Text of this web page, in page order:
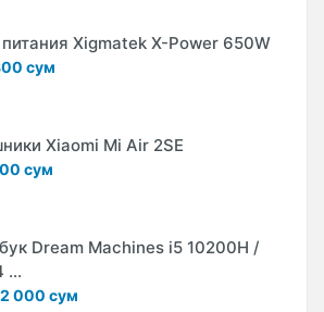
Xigmatek X-Power 650W
сум
Xiaomi Mi Air 2SE
сум
Dream Machines i5 10200H /
...
000 сум